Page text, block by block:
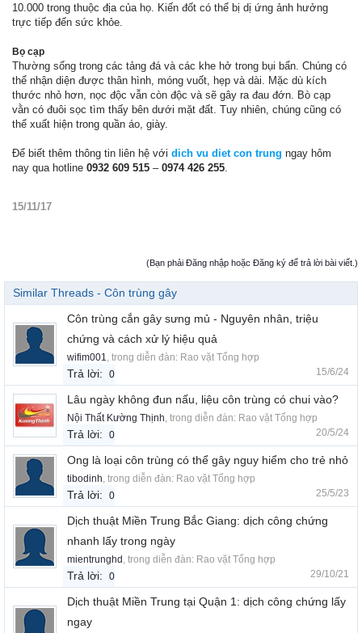
10.000 trong thuộc địa của họ. Kiến đốt có thể bị dị ứng ảnh hưởng
trực tiếp đến sức khỏe.
Bọ cạp
Thường sống trong các tảng đá và các khe hở trong bụi bẩn. Chúng có
thể nhận diện được thân hình, móng vuốt, hẹp và dài. Mặc dù kích
thước nhỏ hơn, nọc độc vẫn còn độc và sẽ gây ra đau đớn. Bò cạp
vằn có đuôi sọc tìm thấy bên dưới mặt đất. Tuy nhiên, chúng cũng có
thể xuất hiện trong quần áo, giày.
Để biết thêm thông tin liên hệ với dich vu diet con trung ngay hôm
nay qua hotline 0932 609 515 – 0974 426 255
15/11/17
(Bạn phải Đăng nhập hoặc Đăng ký để trả lời bài viết.)
Similar Threads - Côn trùng gây
Côn trùng cắn gây sưng mủ - Nguyên nhân, triệu
chứng và cách xử lý hiệu quả
wifim001 , trong diễn đàn: Rao vặt Tổng hợp
Trả lời: 0 15/6/24
Lâu ngày không đun nấu, liệu côn trùng có chui vào?
Nội Thất Kường Thịnh , trong diễn đàn: Rao vặt Tổng hợp
Trả lời: 0 20/5/24
Ong là loại côn trùng có thể gây nguy hiểm cho trẻ nhỏ
tibodinh , trong diễn đàn: Rao vặt Tổng hợp
Trả lời: 0 25/5/23
Dịch thuật Miền Trung Bắc Giang: dịch công chứng
nhanh lấy trong ngày
mientrunghd , trong diễn đàn: Rao vặt Tổng hợp
Trả lời: 0 29/10/21
Dịch thuật Miền Trung tại Quận 1: dịch công chứng lấy
ngay